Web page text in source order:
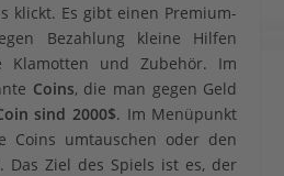
klickt. Es gibt einen Premium-
Bezahlung kleine Hilfen
Klamotten und Zubehör. Im
Coins, die man gegen Geld
sind 2000$. Im Menüpunkt
Coins umtauschen oder den
Das Ziel des Spiels ist es, der